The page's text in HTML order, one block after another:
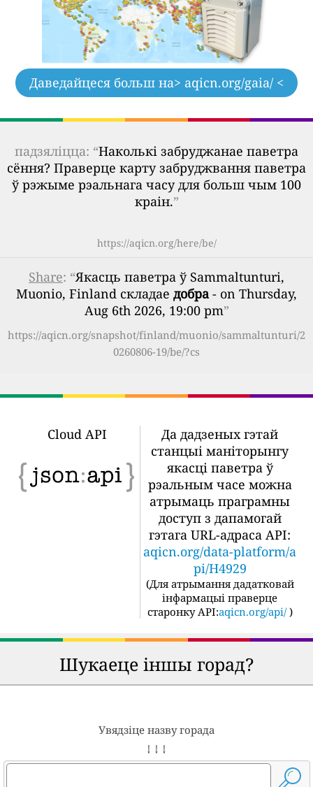
Даведайцеся больш на> aqicn.org/gaia/ <
падзяліцца: “Наколькі забруджанае паветра
сёння? Праверце карту забруджвання паветра
ў рэжыме рэальнага часу для больш чым 100
краін.”
https://aqicn.org/here/be/
Share: “Якасць паветра ў Sammaltunturi,
Muonio, Finland складае добра - on Thursday,
Aug 6th 2026, 19:00 pm”
https://aqicn.org/snapshot/finland/muonio/sammaltunturi/2
0260806-19/be/?cs
Cloud API
Да дадзеных гэтай
станцыі маніторынгу
якасці паветра ў
рэальным часе можна
атрымаць праграмны
доступ з дапамогай
гэтага URL-адраса API:
aqicn.org/data-platform/a
pi/H4929
(Для атрымання дадатковай
інфармацыі праверце
старонку API:aqicn.org/api/ )
Шукаеце іншы горад?
Увядзіце назву горада
↓ ↓ ↓